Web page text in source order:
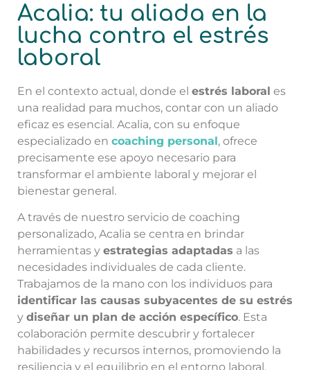
Acalia: tu aliada en la
lucha contra el estrés
laboral
En el contexto actual, donde el estrés laboral es
una realidad para muchos, contar con un aliado
eficaz es esencial. Acalia, con su enfoque
especializado en coaching personal, ofrece
precisamente ese apoyo necesario para
transformar el ambiente laboral y mejorar el
bienestar general.
A través de nuestro servicio de coaching
personalizado, Acalia se centra en brindar
herramientas y estrategias adaptadas a las
necesidades individuales de cada cliente.
Trabajamos de la mano con los individuos para
identificar las causas subyacentes de su estrés
y diseñar un plan de acción específico. Esta
colaboración permite descubrir y fortalecer
habilidades y recursos internos, promoviendo la
resiliencia y el equilibrio en el entorno laboral.